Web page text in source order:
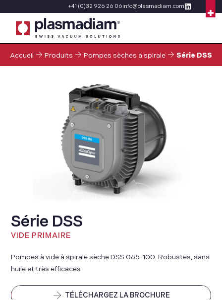
+41 (0)32 926 26 06info@plasmadiam.com
Accueil Produits Pompes sèches à spirale Série DSS
Série DSS
VIDE PRIMAIRE
Pompes à vide à spirale sèche DSS 065-100. Robustes, sans
huile et très efficaces
TÉLÉCHARGEZ LA BROCHURE